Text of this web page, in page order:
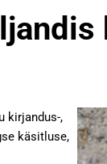
kirjandus-,
käsitluse,